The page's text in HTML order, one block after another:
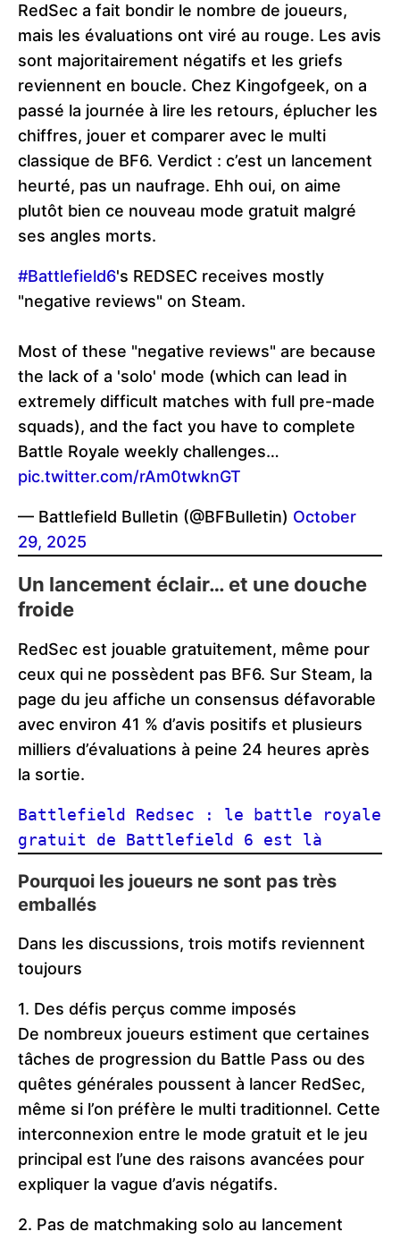
RedSec a fait bondir le nombre de joueurs,
mais les évaluations ont viré au rouge. Les avis
sont majoritairement négatifs et les griefs
reviennent en boucle. Chez Kingofgeek, on a
passé la journée à lire les retours, éplucher les
chiffres, jouer et comparer avec le multi
classique de BF6. Verdict : c’est un lancement
heurté, pas un naufrage. Ehh oui, on aime
plutôt bien ce nouveau mode gratuit malgré
ses angles morts.
#Battlefield6's REDSEC receives mostly
"negative reviews" on Steam.
Most of these "negative reviews" are because
the lack of a 'solo' mode (which can lead in
extremely difficult matches with full pre-made
squads), and the fact you have to complete
Battle Royale weekly challenges…
pic.twitter.com/rAm0twknGT
— Battlefield Bulletin (@BFBulletin) October
29, 2025
Un lancement éclair… et une douche
froide
RedSec est jouable gratuitement, même pour
ceux qui ne possèdent pas BF6. Sur Steam, la
page du jeu affiche un consensus défavorable
avec environ 41 % d’avis positifs et plusieurs
milliers d’évaluations à peine 24 heures après
la sortie.
Battlefield Redsec : le battle royale
gratuit de Battlefield 6 est là
Pourquoi les joueurs ne sont pas très
emballés
Dans les discussions, trois motifs reviennent
toujours
1. Des défis perçus comme imposés
De nombreux joueurs estiment que certaines
tâches de progression du Battle Pass ou des
quêtes générales poussent à lancer RedSec,
même si l’on préfère le multi traditionnel. Cette
interconnexion entre le mode gratuit et le jeu
principal est l’une des raisons avancées pour
expliquer la vague d’avis négatifs.
2. Pas de matchmaking solo au lancement